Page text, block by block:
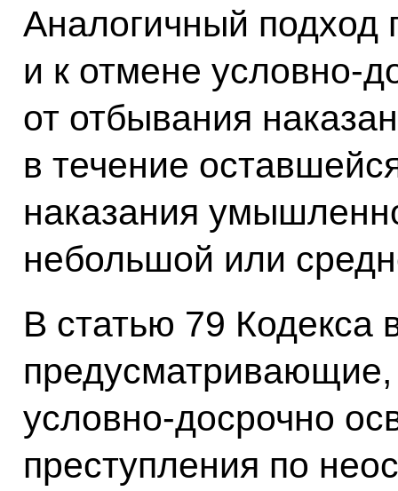
Аналогичный подход
и к отмене условно-
от отбывания
в течение
наказания
небольшой или
В статью 79 Кодекса
условно-досрочно
преступления по